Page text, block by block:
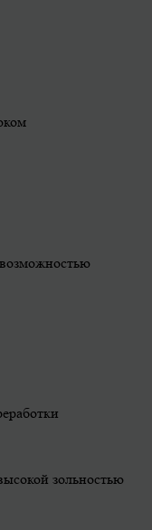
зольностью